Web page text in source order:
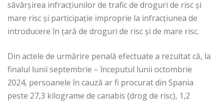
săvârșirea infracțiunilor de trafic de droguri de risc și
mare risc și participație improprie la infracțiunea de
introducere în țară de droguri de risc și de mare risc.
Din actele de urmărire penală efectuate a rezultat că, la
finalul lunii septembrie – începutul lunii octombrie
2024, persoanele în cauză ar fi procurat din Spania
peste 27,3 kilograme de canabis (drog de risc), 1,2